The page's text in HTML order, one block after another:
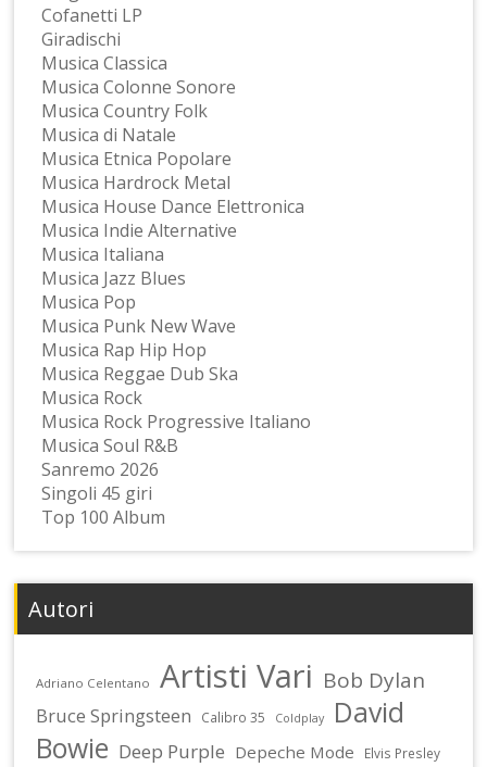
Cofanetti LP
Giradischi
Musica Classica
Musica Colonne Sonore
Musica Country Folk
Musica di Natale
Musica Etnica Popolare
Musica Hardrock Metal
Musica House Dance Elettronica
Musica Indie Alternative
Musica Italiana
Musica Jazz Blues
Musica Pop
Musica Punk New Wave
Musica Rap Hip Hop
Musica Reggae Dub Ska
Musica Rock
Musica Rock Progressive Italiano
Musica Soul R&B
Sanremo 2026
Singoli 45 giri
Top 100 Album
Autori
Adriano Celentano Artisti Vari Bob Dylan
Bruce Springsteen Calibro 35 Coldplay
David
Bowie Deep Purple Depeche Mode Elvis Presley